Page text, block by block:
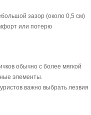
зазор (около 0,5 см)
или потерю
обычно с более мягкой
элементы.
важно выбрать лезвия